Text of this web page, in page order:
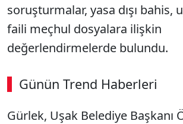
soruşturmalar, yasa dışı bahis,
faili meçhul dosyalara ilişkin
değerlendirmelerde bulundu.
Günün Trend Haberleri
Gürlek, Uşak Belediye Başkanı